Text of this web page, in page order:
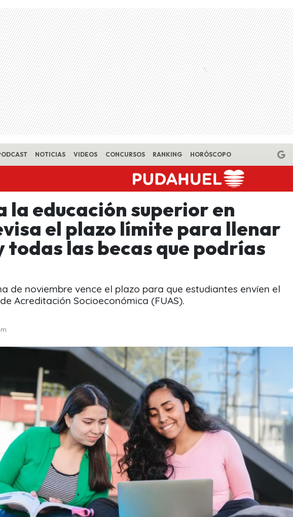
NOTICIAS VIDEOS CONCURSOS RANKING HORÓSCOPO
la educación superior en
el plazo límite para llenar
todas las becas que podrías
de noviembre vence el plazo para que estudiantes envíen el
Acreditación Socioeconómica (FUAS).